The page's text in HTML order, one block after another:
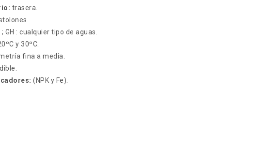
trasera.
GH : cualquier tipo de aguas.
y 30ºC.
fina a media.
(NPK y Fe).